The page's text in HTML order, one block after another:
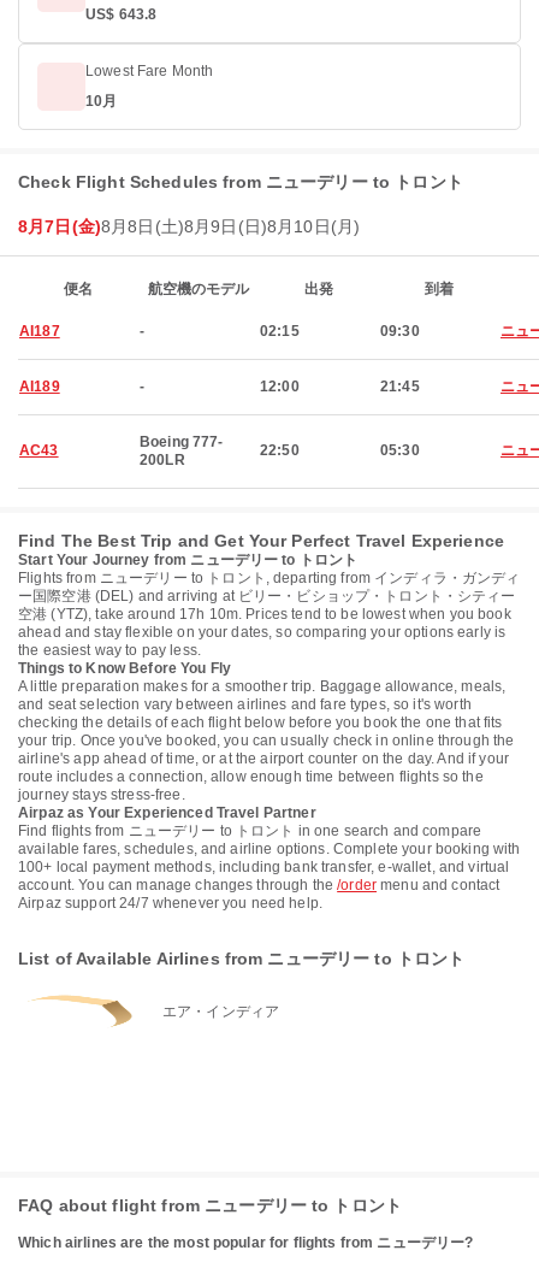
US$ 643.8
Lowest Fare Month
10月
Check Flight Schedules from ニューデリー to トロント
8月7日(金)8月8日(土)8月9日(日)8月10日(月)
便名 航空機のモデル 出発 到着
AI187 - 02:15 09:30 ニュ
AI189 - 12:00 21:45 ニュ
AC43
Boeing 777-
200LR
22:50 05:30 ニュ
Find The Best Trip and Get Your Perfect Travel Experience
Start Your Journey from ニューデリー to トロント
Flights from ニューデリー to トロント, departing from インディラ・ガンディ
ー国際空港 (DEL) and arriving at ビリー・ビショップ・トロント・シティー
空港 (YTZ), take around 17h 10m. Prices tend to be lowest when you book
ahead and stay flexible on your dates, so comparing your options early is
the easiest way to pay less.
Things to Know Before You Fly
A little preparation makes for a smoother trip. Baggage allowance, meals,
and seat selection vary between airlines and fare types, so it's worth
checking the details of each flight below before you book the one that fits
your trip. Once you've booked, you can usually check in online through the
airline's app ahead of time, or at the airport counter on the day. And if your
route includes a connection, allow enough time between flights so the
journey stays stress-free.
Airpaz as Your Experienced Travel Partner
Find flights from ニューデリー to トロント in one search and compare
available fares, schedules, and airline options. Complete your booking with
100+ local payment methods, including bank transfer, e-wallet, and virtual
account. You can manage changes through the/order menu and contact
Airpaz support 24/7 whenever you need help.
List of Available Airlines from ニューデリー to トロント
エア・インディア
FAQ about flight from ニューデリー to トロント
Which airlines are the most popular for flights from ニューデリー?